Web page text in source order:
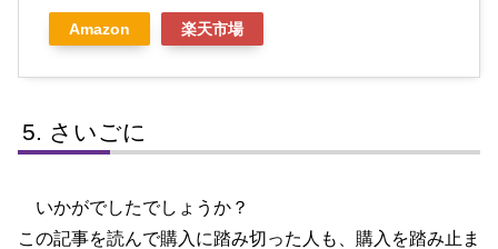
Amazon 楽天市場
さいごに
いかがでしたでしょうか？
この記事を読んで購入に踏み切った人も、購入を踏み止ま